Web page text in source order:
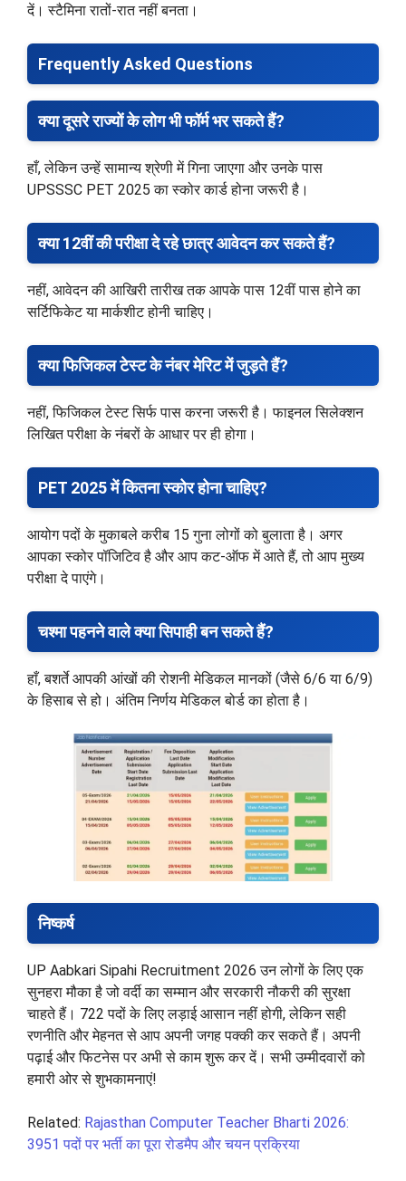
दें। स्टैमिना रातों-रात नहीं बनता।
Frequently Asked Questions
क्या दूसरे राज्यों के लोग भी फॉर्म भर सकते हैं?
हाँ, लेकिन उन्हें सामान्य श्रेणी में गिना जाएगा और उनके पास
UPSSSC PET 2025 का स्कोर कार्ड होना जरूरी है।
क्या 12वीं की परीक्षा दे रहे छात्र आवेदन कर सकते हैं?
नहीं, आवेदन की आखिरी तारीख तक आपके पास 12वीं पास होने का
सर्टिफिकेट या मार्कशीट होनी चाहिए।
क्या फिजिकल टेस्ट के नंबर मेरिट में जुड़ते हैं?
नहीं, फिजिकल टेस्ट सिर्फ पास करना जरूरी है। फाइनल सिलेक्शन
लिखित परीक्षा के नंबरों के आधार पर ही होगा।
PET 2025 में कितना स्कोर होना चाहिए?
आयोग पदों के मुकाबले करीब 15 गुना लोगों को बुलाता है। अगर
आपका स्कोर पॉजिटिव है और आप कट-ऑफ में आते हैं, तो आप मुख्य
परीक्षा दे पाएंगे।
चश्मा पहनने वाले क्या सिपाही बन सकते हैं?
हाँ, बशर्ते आपकी आंखों की रोशनी मेडिकल मानकों (जैसे 6/6 या 6/9)
के हिसाब से हो। अंतिम निर्णय मेडिकल बोर्ड का होता है।
निष्कर्ष
UP Aabkari Sipahi Recruitment 2026 उन लोगों के लिए एक
सुनहरा मौका है जो वर्दी का सम्मान और सरकारी नौकरी की सुरक्षा
चाहते हैं। 722 पदों के लिए लड़ाई आसान नहीं होगी, लेकिन सही
रणनीति और मेहनत से आप अपनी जगह पक्की कर सकते हैं। अपनी
पढ़ाई और फिटनेस पर अभी से काम शुरू कर दें। सभी उम्मीदवारों को
हमारी ओर से शुभकामनाएं!
Related: Rajasthan Computer Teacher Bharti 2026:
3951 पदों पर भर्ती का पूरा रोडमैप और चयन प्रक्रिया